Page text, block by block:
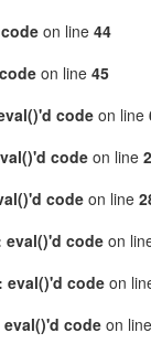
on line 44
on line 45
codeon line
codeon line
codeon line
eval()'d codeon
eval()'d codeon
codeon line